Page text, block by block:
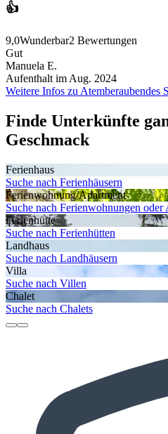
👍
9,0Wunderbar2 Bewertungen
Gut
Manuela E.
Aufenthalt im Aug. 2024
Weitere Infos zu Atemberaubendes
Finde Unterkünfte
Geschmack
Ferienhaus
Suche nach Ferienhäusern
Ferienwohnung/Apartment
Suche nach Ferienwohnungen oder
Ferienhütte
Suche nach Ferienhütten
Landhaus
Suche nach Landhäusern
Villa
Suche nach Villen
Chalet
Suche nach Chalets